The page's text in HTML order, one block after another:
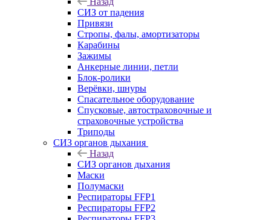
СИЗ от падения
Привязи
Стропы, фалы, амортизаторы
Карабины
Зажимы
Анкерные линии, петли
Блок-ролики
Верёвки, шнуры
Спасательное оборудование
Спусковые, автостраховочные и
страховочные устройства
Триподы
СИЗ органов дыхания
Назад
СИЗ органов дыхания
Маски
Полумаски
Респираторы FFP1
Респираторы FFP2